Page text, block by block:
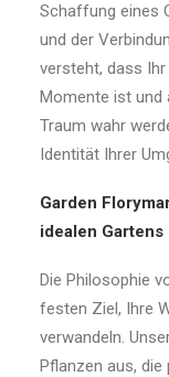
Schaffung eines
und der
versteht, dass
Momente ist und
Traum wahr
Identität Ihrer
Garden
idealen Gartens
Die Philosophie
festen Ziel, Ihre
verwandeln.
Pflanzen aus,